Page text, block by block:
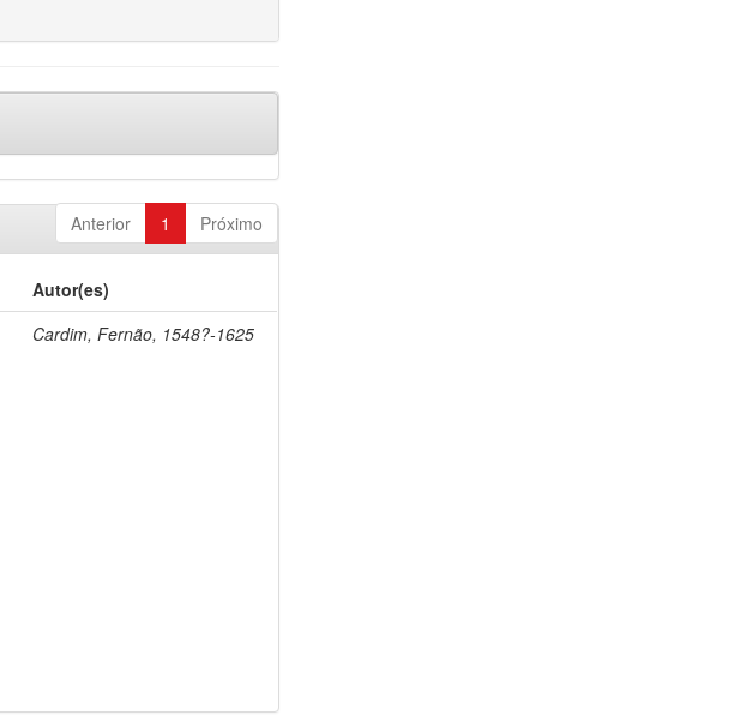
Anterior 1 Próximo
Autor(es)
Cardim, Fernão, 1548?-1625